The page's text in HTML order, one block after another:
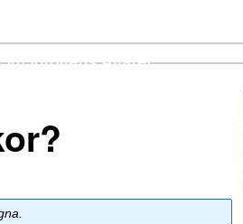
Idrottens Affärer